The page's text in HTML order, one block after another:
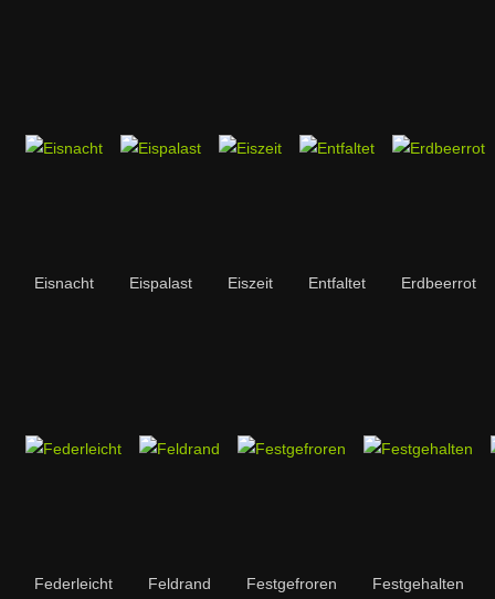
Eisnacht Eispalast Eiszeit Entfaltet Erdbeerrot
Federleicht Feldrand Festgefroren Festgehalten